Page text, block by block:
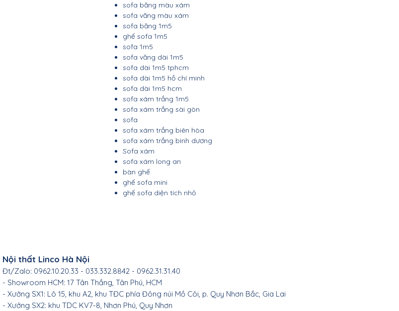
sofa băng màu xám
sofa văng màu xám
sofa băng 1m5
ghế sofa 1m5
sofa 1m5
sofa văng dài 1m5
sofa dài 1m5 tphcm
sofa dài 1m5 hồ chí minh
sofa dài 1m5 hcm
sofa xám trắng 1m5
sofa xám trắng sài gòn
sofa
sofa xám trắng biên hòa
sofa xám trắng bình dương
Sofa xám
sofa xám long an
bàn ghế
ghế sofa mini
ghế sofa diện tích nhỏ
Nội thất Linco Hà Nội
Đt/Zalo: 0962.10.20.33 - 033.332.8842 - 0962.31.31.40
- Showroom HCM: 17 Tân Thắng, Tân Phú, HCM
- Xưởng SX1: Lô 15, khu A2, khu TĐC phía Đông núi Mồ Côi, p. Quy Nhơn Bắc, Gia Lai
- Xưởng SX2: khu TDC KV7-8, Nhơn Phú, Quy Nhơn